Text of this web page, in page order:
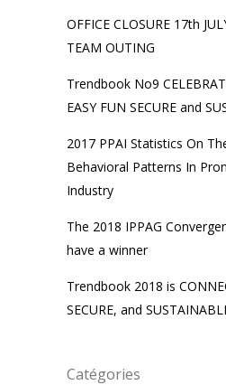
OFFICE CLOSURE 17th
TEAM OUTING
Trendbook No9
EASY FUN SECURE and
2017 PPAI Statistics On
Behavioral Patterns In
Industry
The 2018 IPPAG
have a winner
Trendbook 2018 is
SECURE, and
Catégories